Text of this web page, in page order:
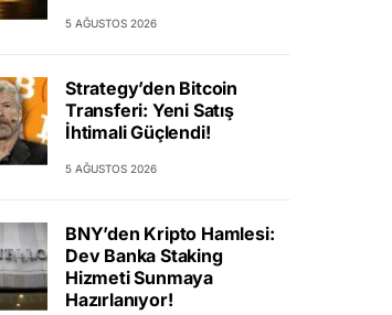
5 AĞUSTOS 2026
Strategy’den Bitcoin
Transferi: Yeni Satış
İhtimali Güçlendi!
5 AĞUSTOS 2026
BNY’den Kripto Hamlesi:
Dev Banka Staking
Hizmeti Sunmaya
Hazırlanıyor!